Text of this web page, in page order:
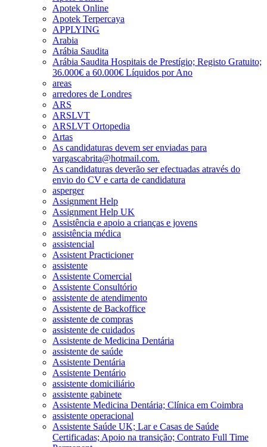
Apotek Online
Apotek Terpercaya
APPLYING
Arabia
Arábia Saudita
Arábia Saudita Hospitais de Prestígio; Registo Gratuito;
36.000€ a 60.000€ Líquidos por Ano
areas
arredores de Londres
ARS
ARSLVT
ARSLVT Ortopedia
Artas
As candidaturas devem ser enviadas para
vargascabrita@hotmail.com.
As candidaturas deverão ser efectuadas através do
envio do CV e carta de candidatura
asperger
Assignment Help
Assignment Help UK
Assistência e apoio a crianças e jovens
assistência médica
assistencial
Assistent Practicioner
assistente
Assistente Comercial
Assistente Consultório
assistente de atendimento
Assistente de Backoffice
assistente de compras
assistente de cuidados
Assistente de Medicina Dentária
assistente de saúde
Assistente Dentária
Assistente Dentário
assistente domiciliário
assistente gabinete
Assistente Medicina Dentária; Clínica em Coimbra
assistente operacional
Assistente Saúde UK; Lar e Casas de Saúde
Certificadas; Apoio na transição; Contrato Full Time